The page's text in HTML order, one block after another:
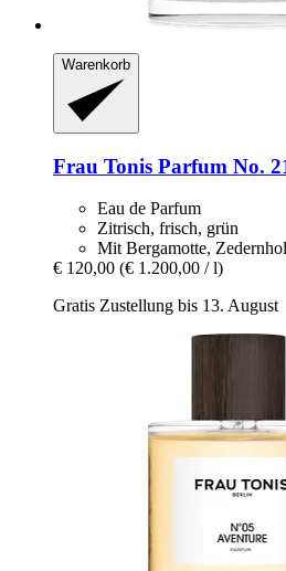
Warenkorb
Frau Tonis Parfum No.
Eau de Parfum
Zitrisch, frisch, grün
Mit Bergamotte,
€ 120,00 (€ 1.200,00 / l)
Gratis Zustellung bis 13. August